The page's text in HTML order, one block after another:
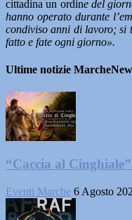
cittadina un ordine del
hanno operato durante
condiviso anni di lavoro; si
fatto e fate ogni giorno».
Ultime notizie
“Caccia al
Eventi Marche 6 Agosto